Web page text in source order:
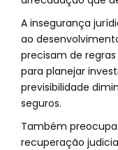
A insegurança
ao
precisam de
para planejar
previsibilidade
seguros.
Também
recuperação